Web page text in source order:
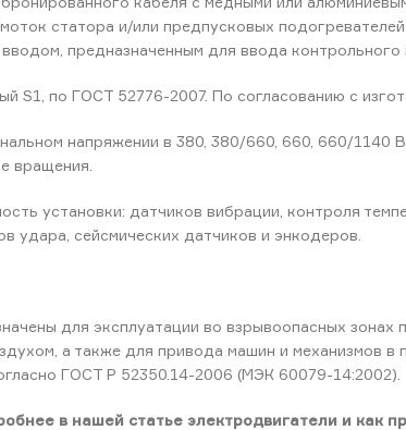
статора и/или предпусковых
предназначенным для ввода контрольного
по ГОСТ 52776-2007. По согласованию с
напряжении в 380, 380/660, 660, 660/
вращения.
установки: датчиков вибрации, контроля
удара, сейсмических датчиков и энкодеров.
для эксплуатации во взрывоопасных
а также для привода машин и механизмов
ГОСТ Р 52350.14-2006 (МЭК 60079-14:2002).
в нашей статье электродвигатели и как